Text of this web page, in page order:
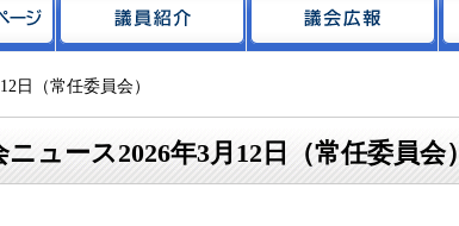
日（常任委員会）
ュース2026年3月12日（常任委員会）